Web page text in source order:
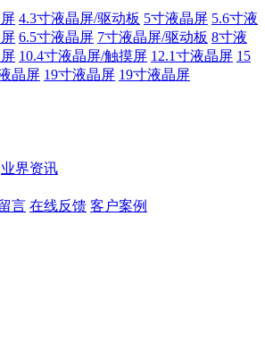
4.3寸液晶屏/驱动板 5寸液晶屏 5.6寸液
6.5寸液晶屏 7寸液晶屏/驱动板 8寸液
10.4寸液晶屏/触摸屏 12.1寸液晶屏 15
晶屏 19寸液晶屏 19寸液晶屏
业界资讯
言 在线反馈 客户案例